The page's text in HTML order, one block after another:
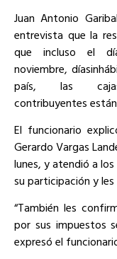
Juan Antonio
entrevista que la
que incluso el
noviembre,
país, las
contribuyentes
El funcionario
Gerardo Vargas
lunes, y atendió a
su participación y
“También les
por sus impuestos
expresó el